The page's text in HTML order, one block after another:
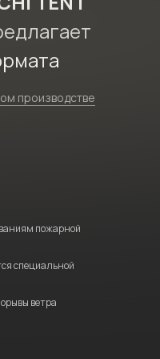
производстве
пожарной
специальной
ветра